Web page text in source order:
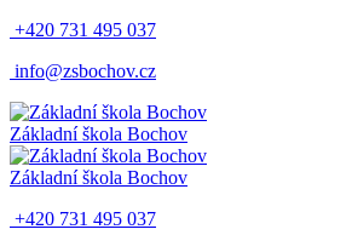
+420 731 495 037
info@zsbochov.cz
Základní škola Bochov
Základní škola Bochov
+420 731 495 037